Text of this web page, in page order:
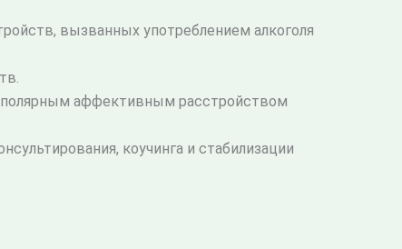
вызванных употреблением алкоголя
аффективным расстройством
коучинга и стабилизации